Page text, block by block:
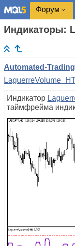
Форум
Индикаторы:
Automated-Trading
Индикатор
таймфрейма